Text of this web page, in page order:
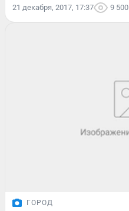
21 декабря, 2017, 17:37 9 500
ГОРОД